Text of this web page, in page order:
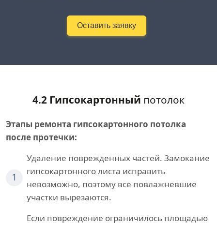
Оставить заявку
4.2 Гипсокартонный потолок
Этапы ремонта гипсокартонного потолка
после протечки:
1
Удаление поврежденных частей. Замокание
гипсокартонного листа исправить
невозможно, поэтому все повлажневшие
участки вырезаются.
Если повреждение ограничилось площадью